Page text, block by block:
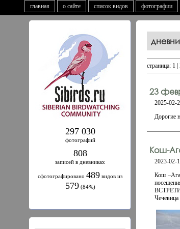
главная о сайте список видов фотографии
297 030
фотографий
808
записей в дневниках
сфотографировано 489 видов из
579(84%)
страница: 1 |
23
2025-02-
Дорогие
Кош-
2023-02-
Кош